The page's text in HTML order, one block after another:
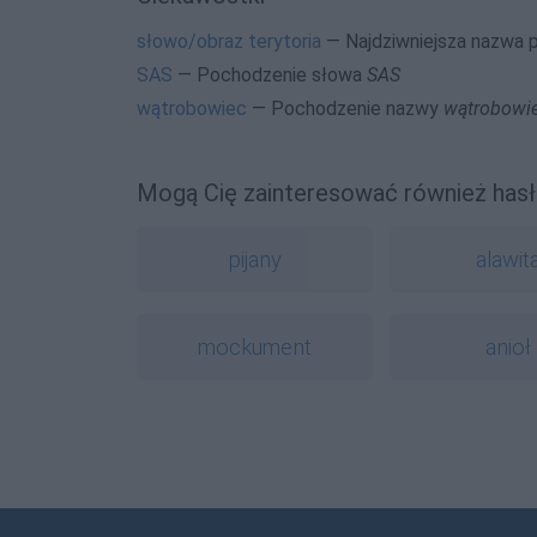
słowo/obraz terytoria — Najdziwniejsza nazwa
SAS — Pochodzenie słowa SAS
wątrobowiec — Pochodzenie nazwy
Mogą Cię zainteresować również
pijany
mockument anioł